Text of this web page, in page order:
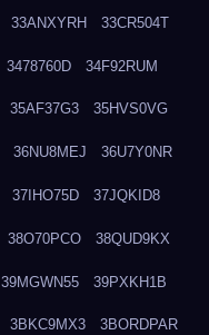
33ANXYRH 33CR504T
3478760D 34F92RUM
35AF37G3 35HVS0VG
36NU8MEJ 36U7Y0NR
37IHO75D 37JQKID8
38O70PCO 38QUD9KX
39MGWN55 39PXKH1B
3BKC9MX3 3BORDPAR